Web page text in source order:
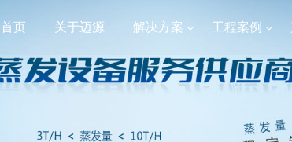
首页 关于迈源 解决方案 工程案例